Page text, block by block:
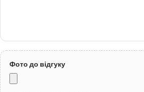
Фото до відгуку